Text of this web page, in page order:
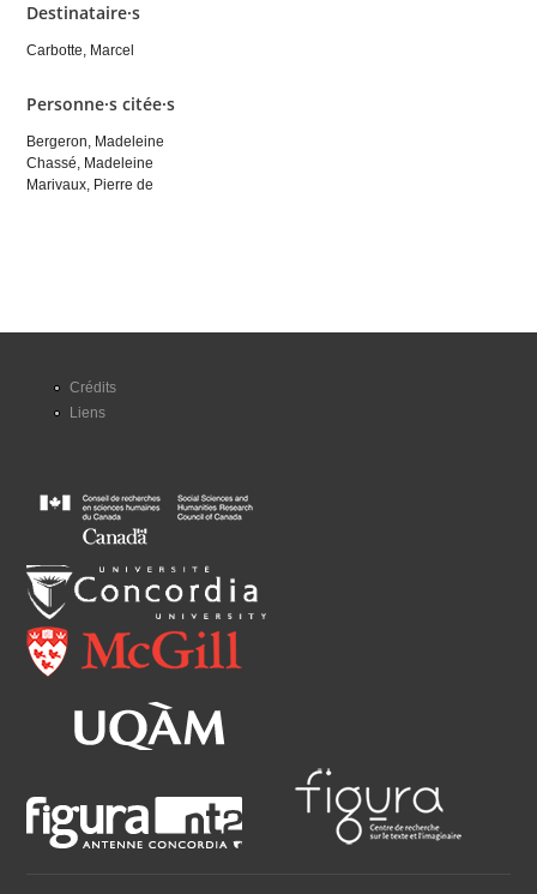
Destinataire·s
Carbotte, Marcel
Personne·s citée·s
Bergeron, Madeleine
Chassé, Madeleine
Marivaux, Pierre de
Crédits
Liens